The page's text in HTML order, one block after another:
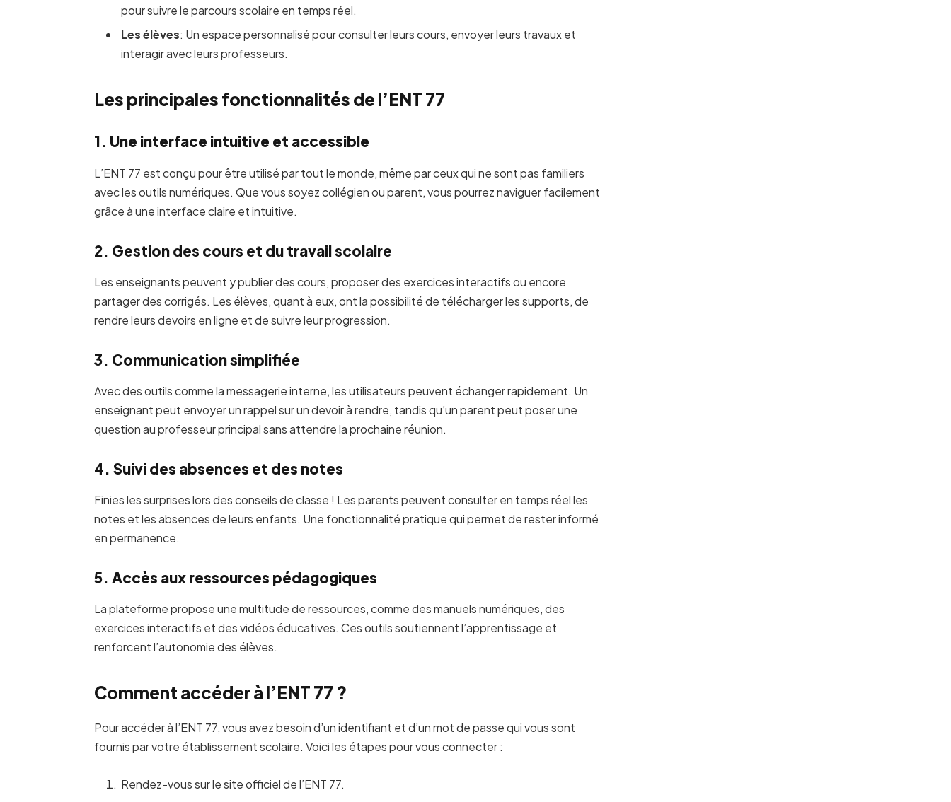
pour suivre le parcours scolaire en temps réel.
Les élèves: Un espace personnalisé pour consulter leurs cours, envoyer leurs travaux et
interagir avec leurs professeurs.
Les principales fonctionnalités de l’ENT 77
1. Une interface intuitive et accessible
L’ENT 77 est conçu pour être utilisé par tout le monde, même par ceux qui ne sont pas familiers
avec les outils numériques. Que vous soyez collégien ou parent, vous pourrez naviguer facilement
grâce à une interface claire et intuitive.
2. Gestion des cours et du travail scolaire
Les enseignants peuvent y publier des cours, proposer des exercices interactifs ou encore
partager des corrigés. Les élèves, quant à eux, ont la possibilité de télécharger les supports, de
rendre leurs devoirs en ligne et de suivre leur progression.
3. Communication simplifiée
Avec des outils comme la messagerie interne, les utilisateurs peuvent échanger rapidement. Un
enseignant peut envoyer un rappel sur un devoir à rendre, tandis qu’un parent peut poser une
question au professeur principal sans attendre la prochaine réunion.
4. Suivi des absences et des notes
Finies les surprises lors des conseils de classe ! Les parents peuvent consulter en temps réel les
notes et les absences de leurs enfants. Une fonctionnalité pratique qui permet de rester informé
en permanence.
5. Accès aux ressources pédagogiques
La plateforme propose une multitude de ressources, comme des manuels numériques, des
exercices interactifs et des vidéos éducatives. Ces outils soutiennent l’apprentissage et
renforcent l’autonomie des élèves.
Comment accéder à l’ENT 77 ?
Pour accéder à l’ENT 77, vous avez besoin d’un identifiant et d’un mot de passe qui vous sont
fournis par votre établissement scolaire. Voici les étapes pour vous connecter :
Rendez-vous sur le site officiel de l’ENT 77.